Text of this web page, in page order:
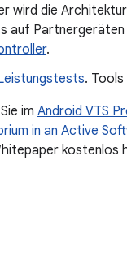
wird die
auf Partnergeräten
.
.
im Android VTS
in an Active